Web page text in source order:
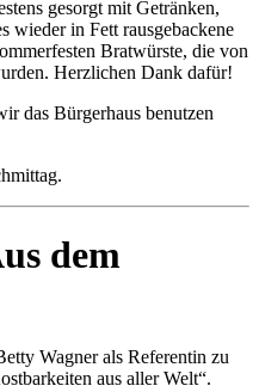
gesorgt mit Getränken,
wieder in Fett rausgebackene
Bratwürste, die von
Herzlichen Dank dafür!
das Bürgerhaus benutzen
dem
Wagner als Referentin zu
aus aller Welt“.